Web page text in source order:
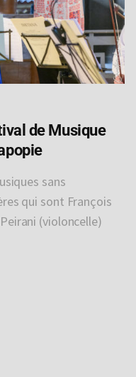
de Musique
sans
qui sont François
(violoncelle)